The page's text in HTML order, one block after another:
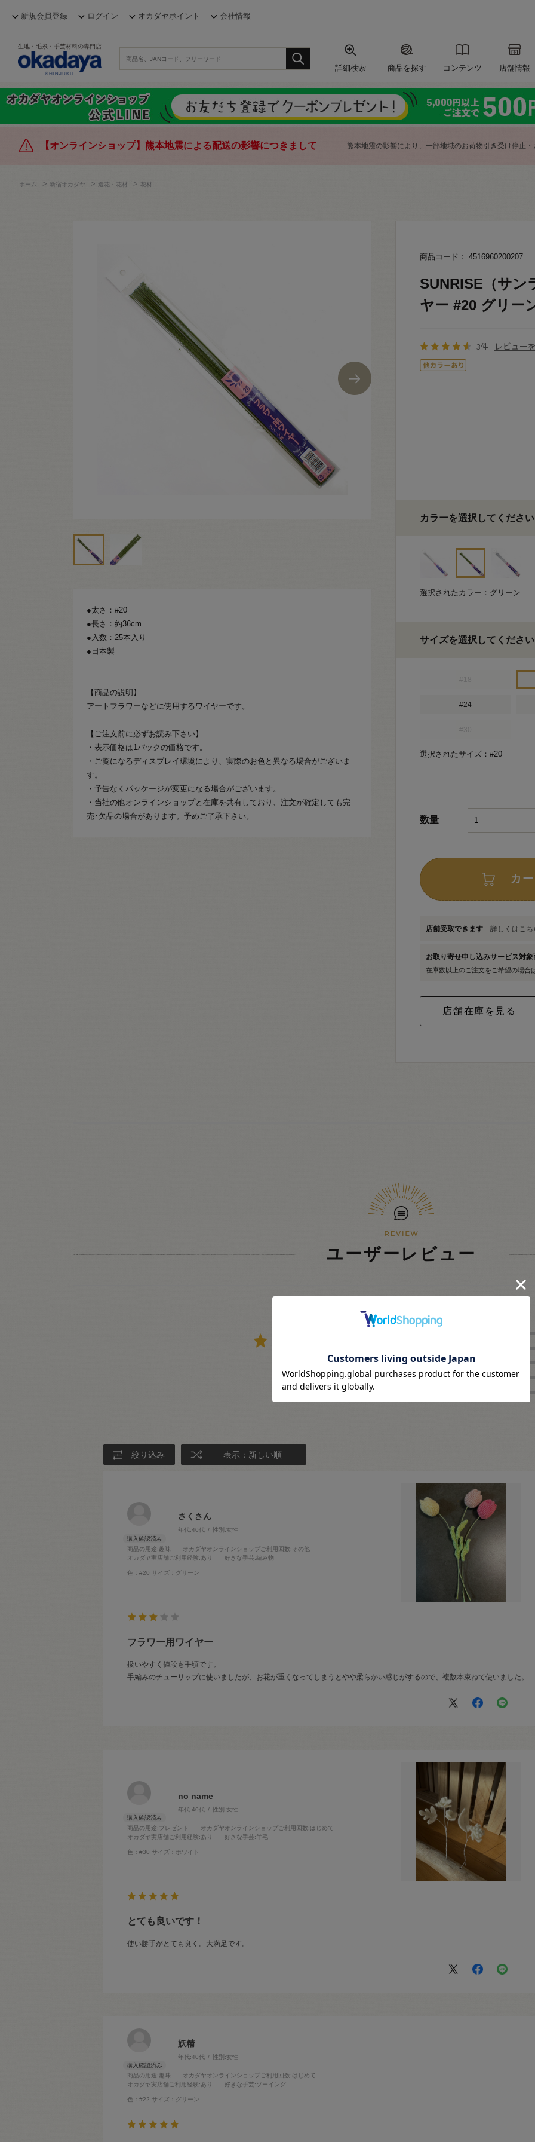
新規会員登録 ログイン オカダヤポイント 会社情報
生地・毛糸・手芸材料の専門店
詳細検索 商品を探す コンテンツ 店舗情報
【オンラインショップ】熊本地震による配送の影響につきまして 熊本地震の影響により、一部地域のお荷物引き受け停止
ホーム > 新宿オカダヤ > 造花・花材 > 花材
●太さ：#20
●長さ：約36cm
●入数：25本入り
●日本製
【商品の説明】
アートフラワーなどに使用するワイヤーです。
【ご注文前に必ずお読み下さい】
・表示価格は1パックの価格です。
・ご覧になるディスプレイ環境により、実際のお色と異なる場合がございま
す。
・予告なくパッケージが変更になる場合がございます。
・当社の他オンラインショップと在庫を共有しており、注文が確定しても完
売･欠品の場合があります。予めご了承下さい。
商品コード： 4516960200207
SUNRISE（サン
ヤー #20 グリー
3件 レビュー
カラーを選択してください
選択されたカラー：グリーン
サイズを選択してください
#24
選択されたサイズ：#20
数量
カ
店舗受取できます 詳しくはこち
お取り寄せ申し込みサービス対
在庫数以上のご注文をご希望の場合
ユーザーレビュー
4.3
レビュー件数：3件
★3
★ 2
絞り込み 表示：新しい順
さくさん
年代:40代 性別:女性
商品の用途:趣味 オカダヤオンラインショップご利用回数:その他
オカダヤ実店舗ご利用経験:あり 好きな手芸:編み物
色：#20 サイズ：グリーン
フラワー用ワイヤー
扱いやすく値段も手頃です。
手編みのチューリップに使いましたが、お花が重くなってしまうとやや柔らかい感じがするので、複数本束ねて使いました。
no name
年代:40代 性別:女性
商品の用途:プレゼント オカダヤオンラインショップご利用回数:はじめて
オカダヤ実店舗ご利用経験:あり 好きな手芸:羊毛
色：#30 サイズ：ホワイト
とても良いです！
使い勝手がとても良く。大満足です。
妖精
年代:40代 性別:女性
商品の用途:趣味 オカダヤオンラインショップご利用回数:はじめて
オカダヤ実店舗ご利用経験:あり 好きな手芸:ソーイング
色：#22 サイズ：グリーン